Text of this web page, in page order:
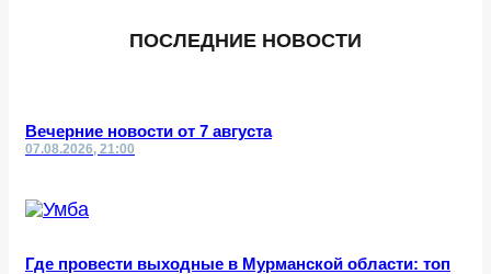
ПОСЛЕДНИЕ НОВОСТИ
Вечерние новости от 7 августа
07.08.2026, 21:00
Где провести выходные в Мурманской области: топ